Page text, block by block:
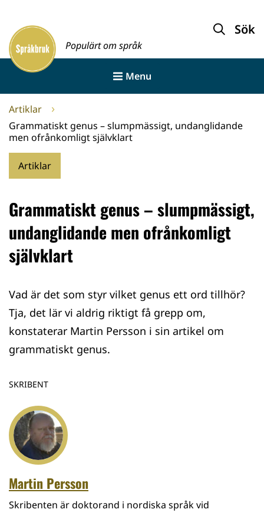
innehållet
Framsida
Populärt om språk
Sök
Menu
Artiklar
Grammatiskt genus – slumpmässigt, undanglidande
men ofrånkomligt självklart
Artiklar
Grammatiskt genus – slumpmässigt,
undanglidande men ofrånkomligt
självklart
Vad är det som styr vilket genus ett ord tillhör?
Tja, det lär vi aldrig riktigt få grepp om,
konstaterar Martin Persson i sin artikel om
grammatiskt genus.
SKRIBENT
Martin Persson
Skribenten är doktorand i nordiska språk vid